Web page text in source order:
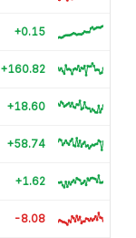
+0.15
+160.82
+18.60
+58.74
+1.62
-8.08